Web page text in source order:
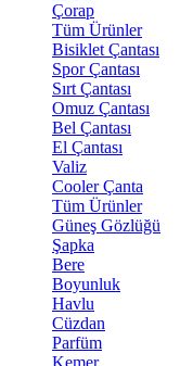
Çorap
Tüm Ürünler
Bisiklet Çantası
Spor Çantası
Sırt Çantası
Omuz Çantası
Bel Çantası
El Çantası
Valiz
Cooler Çanta
Tüm Ürünler
Güneş Gözlüğü
Şapka
Bere
Boyunluk
Havlu
Cüzdan
Parfüm
Kemer